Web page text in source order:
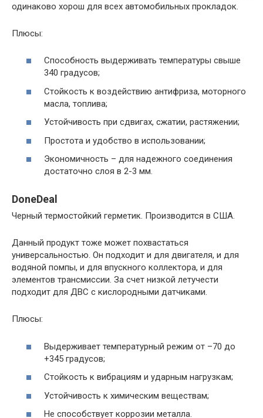
одинаково хорош для всех автомобильных прокладок.
Плюсы:
Способность выдерживать температуры свыше
340 градусов;
Стойкость к воздействию антифриза, моторного
масла, топлива;
Устойчивость при сдвигах, сжатии, растяжении;
Простота и удобство в использовании;
Экономичность – для надежного соединения
достаточно слоя в 2-3 мм.
DoneDeal
Черный термостойкий герметик. Производится в США.
Данный продукт тоже может похвастаться
универсальностью. Он подходит и для двигателя, и для
водяной помпы, и для впускного коллектора, и для
элементов трансмиссии. За счет низкой летучести
подходит для ДВС с кислородными датчиками.
Плюсы:
Выдерживает температурный режим от –70 до
+345 градусов;
Стойкость к вибрациям и ударным нагрузкам;
Устойчивость к химическим веществам;
Не способствует коррозии металла.